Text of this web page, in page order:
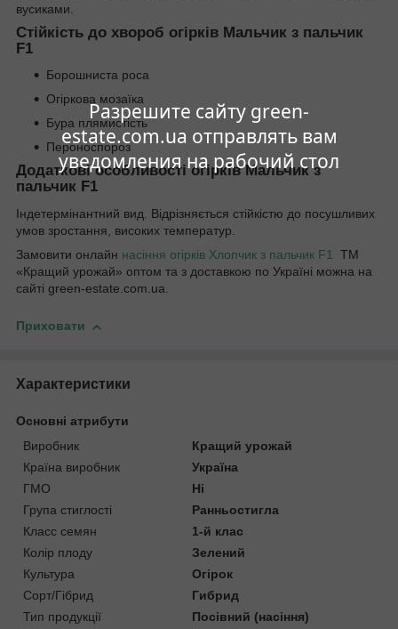
Разрешите сайту green-
estate.com.ua отправлять вам
уведомления на рабочий стол
вусиками.
Стійкість до хвороб огірків Мальчик з пальчик
F1
Борошниста роса
Огіркова мозаїка
Бура плямистість
Пероноспороз
Додаткові особливості огірків Мальчик з
пальчик F1
Індетермінантний вид. Відрізняється стійкістю до посушливих
умов зростання, високих температур.
Замовити онлайн насіння огірків Хлопчик з пальчик F1 ТМ
«Кращий урожай» оптом та з доставкою по Україні можна на
сайті green-estate.com.ua.
Приховати
Характеристики
Основні атрибути
Виробник
Кращий урожай
Країна виробник
Україна
ГМО
Ні
Група стиглості
Ранньостигла
Класс семян
1-й клас
Колір плоду
Зелений
Культура
Огірок
Сорт/Гібрид
Гибрид
Тип продукції
Посівний (насіння)